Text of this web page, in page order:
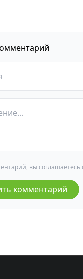
вы соглашаетесь
комментарий